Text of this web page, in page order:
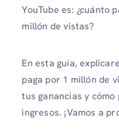
YouTube es: ¿cuánto
millón de vistas?
En esta guía,
paga por 1 millón de
tus ganancias y
ingresos. ¡Vamos a